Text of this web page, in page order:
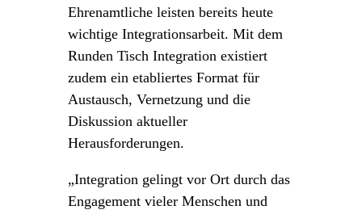
Ehrenamtliche leisten bereits heute
wichtige Integrationsarbeit. Mit dem
Runden Tisch Integration existiert
zudem ein etabliertes Format für
Austausch, Vernetzung und die
Diskussion aktueller
Herausforderungen.
„Integration gelingt vor Ort durch das
Engagement vieler Menschen und